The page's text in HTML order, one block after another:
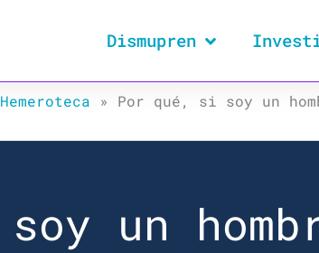
Dismupren
Hemeroteca » Por qué, si soy un
un